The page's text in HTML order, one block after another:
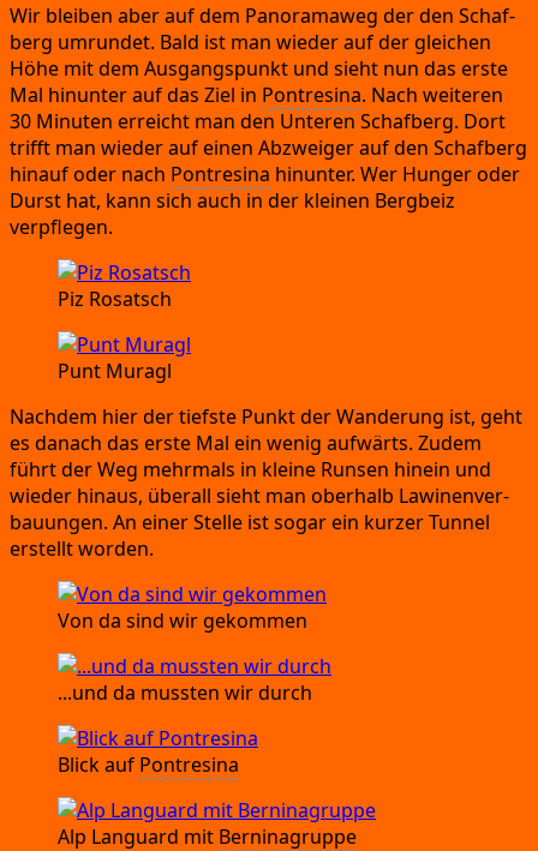
Wir blei­ben aber auf dem Pan­ora­ma­weg der den Schaf­
berg umrun­det. Bald ist man wie­der auf der glei­chen
Höhe mit dem Aus­gangs­punkt und sieht nun das ers­te
Mal hin­un­ter auf das Ziel in Pont­resi­na. Nach wei­te­ren
30 Minu­ten erreicht man den Unte­ren Schaf­berg. Dort
trifft man wie­der auf einen Abzwei­ger auf den Schaf­berg
hin­auf oder nach Pont­resi­na hin­un­ter. Wer Hun­ger oder
Durst hat, kann sich auch in der klei­nen Berg­beiz
verpflegen.
Piz Rosatsch
Punt Muragl
Nach­dem hier der tiefs­te Punkt der Wan­de­rung ist, geht
es danach das ers­te Mal ein wenig auf­wärts. Zudem
führt der Weg mehr­mals in klei­ne Run­sen hin­ein und
wie­der hin­aus, über­all sieht man ober­halb Lawi­nen­ver­
bau­un­gen. An einer Stel­le ist sogar ein kur­zer Tun­nel
erstellt worden.
Von da sind wir gekommen
...und da muss­ten wir durch
Blick auf Pont­resi­na
Alp Lan­guard mit Ber­ni­na­grup­pe